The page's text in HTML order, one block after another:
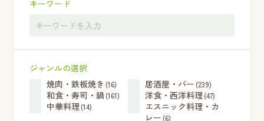
キーワード
ジャンルの選択
焼肉・鉄板焼き (16) 居酒屋・バー (239)
和食・寿司・鍋 (161) 洋食・西洋料理 (47)
中華料理 (14)
エスニック料理・カ
レー (6)